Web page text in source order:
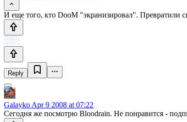
И еще того, кто DooM "экранизировал". Превратили
Reply
Galayko Apr 9 2008 at 07:22
Сегодня же посмотрю Bloodrain. Не понравится -